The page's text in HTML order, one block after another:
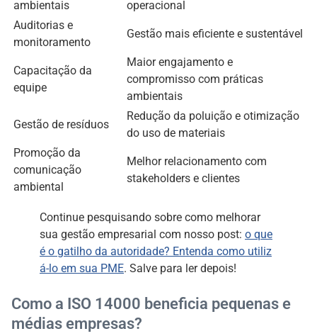
ambientais
operacional
Auditorias e
monitoramento
Gestão mais eficiente e sustentável
Capacitação da
equipe
Maior engajamento e
compromisso com práticas
ambientais
Gestão de resíduos
Redução da poluição e otimização
do uso de materiais
Promoção da
comunicação
ambiental
Melhor relacionamento com
stakeholders e clientes
Continue pesquisando sobre como melhorar
sua gestão empresarial com nosso post: o que
é o gatilho da autoridade? Entenda como utiliz
á-lo em sua PME. Salve para ler depois!
Como a ISO 14000 beneficia pequenas e
médias empresas?